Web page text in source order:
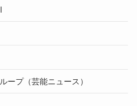
ープ（芸能ニュース）